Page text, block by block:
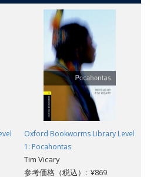
Oxford Bookworms Library Level
1: Pocahontas
Tim Vicary
参考価格（税込）: ¥869